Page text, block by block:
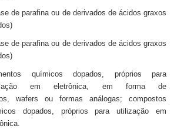
de parafina ou de derivados de ácidos graxos
de parafina ou de derivados de ácidos graxos
químicos dopados, próprios para
em eletrônica, em forma de
wafers ou formas análogas; compostos
dopados, próprios para utilização em